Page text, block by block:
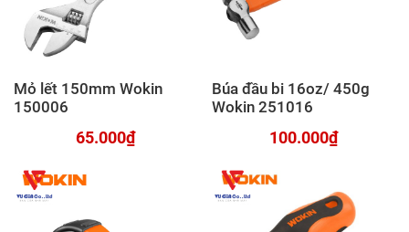
Mỏ lết 150mm Wokin
150006
65.000₫
Búa đầu bi 16oz/ 450g
Wokin 251016
100.000₫